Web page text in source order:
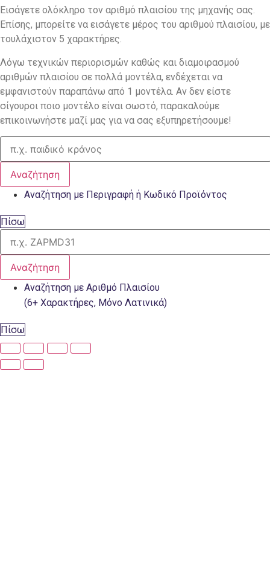
Εισάγετε ολόκληρο τον αριθμό πλαισίου της μηχανής σας.
Επίσης, μπορείτε να εισάγετε μέρος του αριθμού πλαισίου, με
τουλάχιστον 5 χαρακτήρες.
Λόγω τεχνικών περιορισμών καθώς και διαμοιρασμού
αριθμών πλαισίου σε πολλά μοντέλα, ενδέχεται να
εμφανιστούν παραπάνω από 1 μοντέλα. Αν δεν είστε
σίγουροι ποιο μοντέλο είναι σωστό, παρακαλούμε
επικοινωνήστε μαζί μας για να σας εξυπηρετήσουμε!
Αναζήτηση
Αναζήτηση με Περιγραφή ή Κωδικό Προϊόντος
Πίσω
Αναζήτηση
Αναζήτηση με Αριθμό Πλαισίου
(6+ Χαρακτήρες, Μόνο Λατινικά)
Πίσω